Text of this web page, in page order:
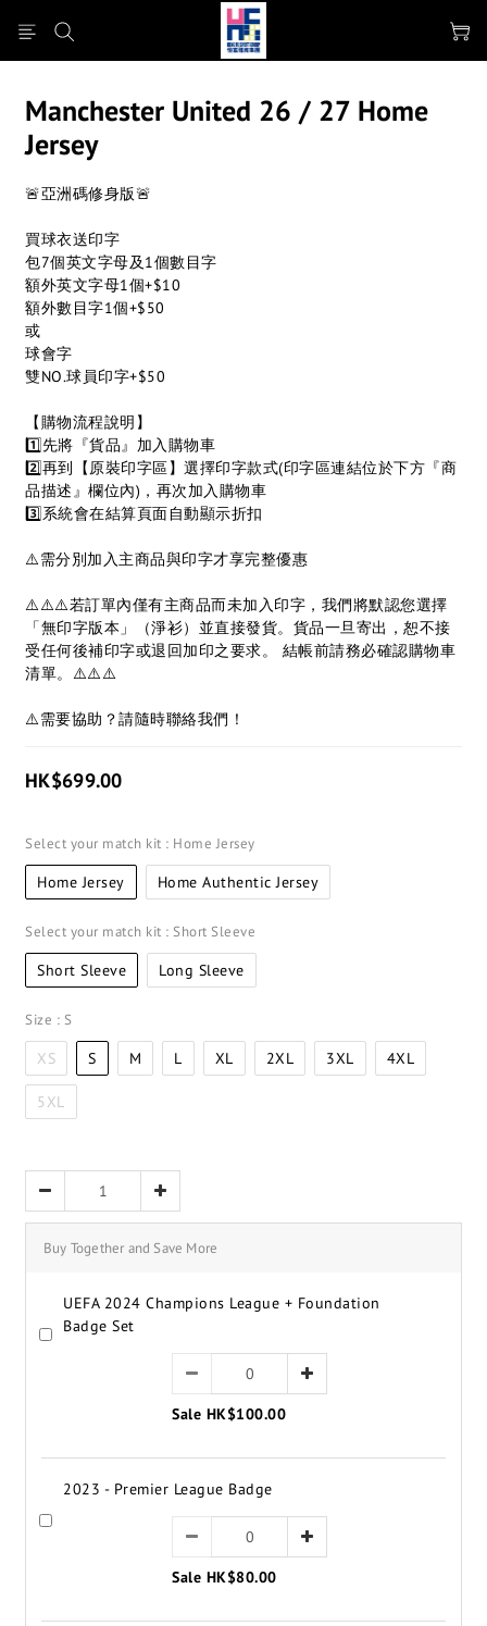
Manchester United 26 / 27 Home
Jersey
🚨亞洲碼修身版🚨
買球衣送印字
包7個英文字母及1個數目字
額外英文字母1個+$10
額外數目字1個+$50
或
球會字
雙NO.球員印字+$50
【購物流程說明】
1️⃣先將『貨品』加入購物車
2️⃣再到【原裝印字區】選擇印字款式(印字區連結位於下方『商
品描述』欄位內)，再次加入購物車
3️⃣系統會在結算頁面自動顯示折扣
⚠️需分別加入主商品與印字才享完整優惠
⚠️⚠️⚠️若訂單內僅有主商品而未加入印字，我們將默認您選擇
「無印字版本」（淨衫）並直接發貨。貨品一旦寄出，恕不接
受任何後補印字或退回加印之要求。 結帳前請務必確認購物車
清單。⚠️⚠️⚠️
⚠️需要協助？請隨時聯絡我們！
HK$699.00
Select your match kit : Home Jersey
Home Jersey Home Authentic Jersey
Select your match kit : Short Sleeve
Short Sleeve Long Sleeve
Size : S
XS S M L XL 2XL 3XL 4XL
5XL
Buy Together and Save More
UEFA 2024 Champions League + Foundation
Badge Set
Sale HK$100.00
2023 - Premier League Badge
Sale HK$80.00